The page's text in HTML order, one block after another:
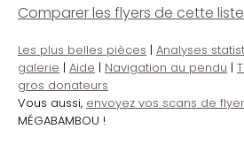
Comparer les flyers de cette liste
Les plus belles pièces | Analyses
galerie | Aide | Navigation au pendu |
gros donateurs
Vous aussi, envoyez vos scans de
MÉGABAMBOU !